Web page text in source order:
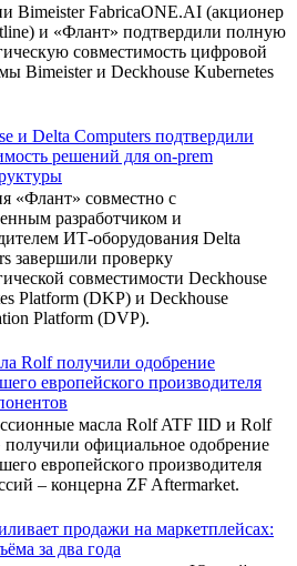
Bimeister FabricaONE.AI (акционер
и «Флант» подтвердили полную
совместимость цифровой
Bimeister и Deckhouse Kubernetes
и Delta Computers подтвердили
решений для on-prem
«Флант» совместно с
разработчиком и
ИТ-оборудования Delta
завершили проверку
совместимости Deckhouse
Platform (DKP) и Deckhouse
Platform (DVP).
Rolf получили одобрение
европейского производителя
масла Rolf ATF IID и Rolf
официальное одобрение
европейского производителя
– концерна ZF Aftermarket.
продажи на маркетплейсах:
за два года